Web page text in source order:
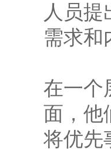
人员
需求和
在一个
面，他
将优先